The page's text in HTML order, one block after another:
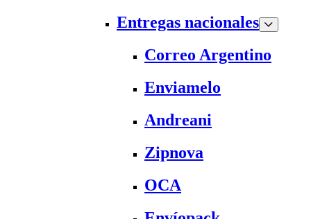
Entregas nacionales
Correo Argentino
Enviamelo
Andreani
Zipnova
OCA